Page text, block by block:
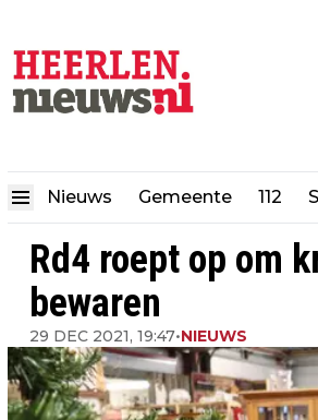
Nieuws Gemeente 112
Rd4 roept op om
bewaren
29 DEC 2021, 19:47•NIEUWS